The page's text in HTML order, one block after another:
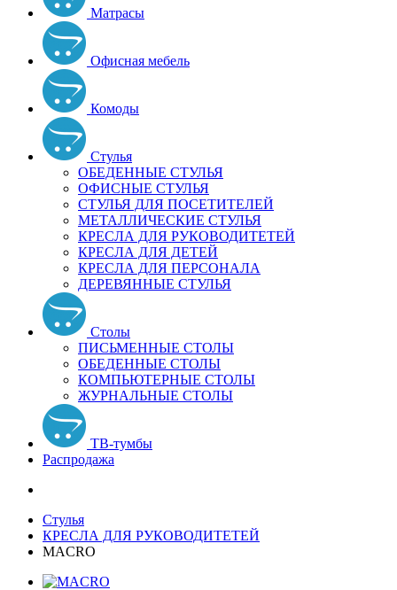
Матрасы
Офисная мебель
Комоды
Стулья
ОБЕДЕННЫЕ СТУЛЬЯ
ОФИСНЫЕ СТУЛЬЯ
СТУЛЬЯ ДЛЯ ПОСЕТИТЕЛЕЙ
МЕТАЛЛИЧЕСКИЕ СТУЛЬЯ
КРЕСЛА ДЛЯ РУКОВОДИТЕТЕЙ
КРЕСЛА ДЛЯ ДЕТЕЙ
КРЕСЛА ДЛЯ ПЕРСОНАЛА
ДЕРЕВЯННЫЕ СТУЛЬЯ
Столы
ПИСЬМЕННЫЕ СТОЛЫ
ОБЕДЕННЫЕ СТОЛЫ
КОМПЬЮТЕРНЫЕ СТОЛЫ
ЖУРНАЛЬНЫЕ СТОЛЫ
ТВ-тумбы
Распродажа
Стулья
КРЕСЛА ДЛЯ РУКОВОДИТЕТЕЙ
MACRO